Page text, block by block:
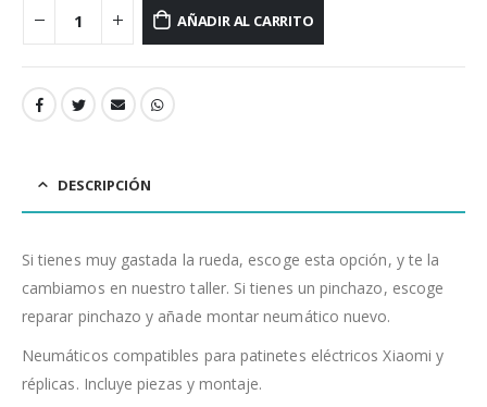
AÑADIR AL CARRITO
DESCRIPCIÓN
Si tienes muy gastada la rueda, escoge esta opción, y te la
cambiamos en nuestro taller. Si tienes un pinchazo, escoge
reparar pinchazo y añade montar neumático nuevo.
Neumáticos compatibles para patinetes eléctricos Xiaomi y
réplicas. Incluye piezas y montaje.